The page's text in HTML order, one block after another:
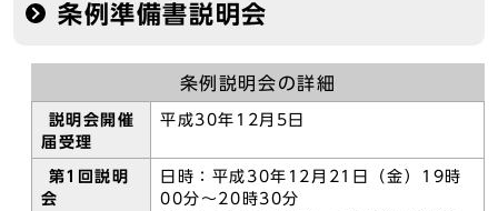
条例準備書説明会
条例説明会の詳細
説明会開催
届受理
平成30年12月5日
第1回説明
会
日時：平成30年12月21日（金）19時
00分～20時30分